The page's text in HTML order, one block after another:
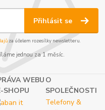
Přihlásit se
za účelem rozesílky newsletteru.
jednou za 1 měsíc.
WEBU
SHOPU
O
SPOLEČNOSTI
Telefony &